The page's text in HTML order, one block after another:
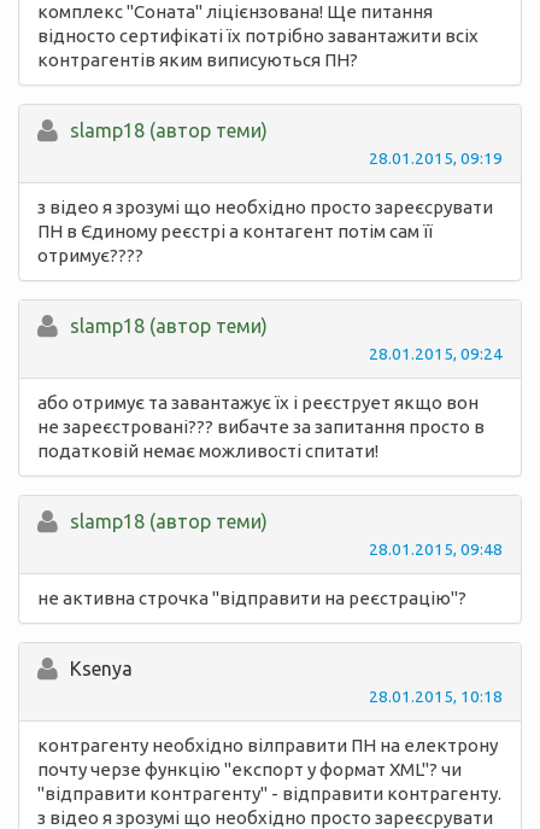
комплекс "Соната" ліцієнзована! Ще питання
відносто сертифікаті їх потрібно завантажити всіх
контрагентів яким виписуються ПН?
slamp18 (автор теми)
28.01.2015, 09:19
з відео я зрозумі що необхідно просто зареєсрувати
ПН в Єдиному реєстрі а контагент потім сам її
отримує????
slamp18 (автор теми)
28.01.2015, 09:24
або отримує та завантажує їх і реєструет якщо вон
не зареєстровані??? вибачте за запитання просто в
податковій немає можливості спитати!
slamp18 (автор теми)
28.01.2015, 09:48
не активна строчка "відправити на реєстрацію"?
Ksenya
28.01.2015, 10:18
контрагенту необхідно вілправити ПН на електрону
почту черзе функцію "експорт у формат XML"? чи
"відправити контрагенту" - відправити контрагенту.
з відео я зрозумі що необхідно просто зареєсрувати